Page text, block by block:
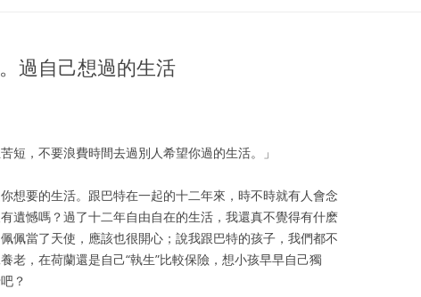
過自己想過的生活
短，不要浪費時間去過別人希望你過的生活。」
想要的生活。跟巴特在一起的十二年來，時不時就有人會念
遺憾嗎？過了十二年自由自在的生活，我還真不覺得有什麽
佩當了天使，應該也很開心；說我跟巴特的孩子，我們都不
老，在荷蘭還是自己“執生”比較保險，想小孩早早自己獨
？